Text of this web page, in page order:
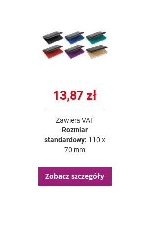
13,87 zł
Zawiera VAT
Rozmiar
standardowy: 110 x
70 mm
Zobacz szczegóły